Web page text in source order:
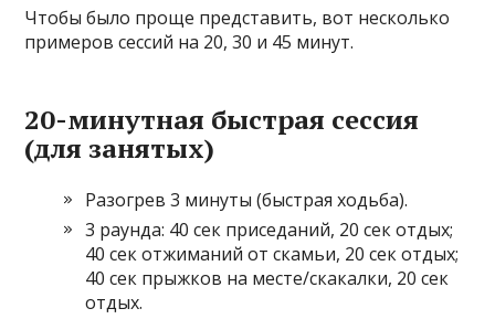
Чтобы было проще представить, вот несколько
примеров сессий на 20, 30 и 45 минут.
20-минутная быстрая сессия
(для занятых)
Разогрев 3 минуты (быстрая ходьба).
3 раунда: 40 сек приседаний, 20 сек отдых;
40 сек отжиманий от скамьи, 20 сек отдых;
40 сек прыжков на месте/скакалки, 20 сек
отдых.